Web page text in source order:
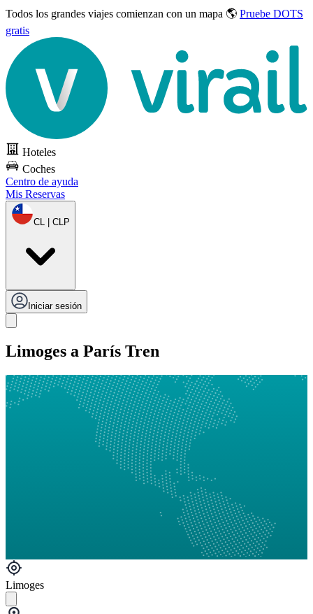
Todos los grandes viajes comienzan con un mapa 🌎 Pruebe DOTS
gratis
Hoteles
Coches
Centro de ayuda
Mis Reservas
CL | CLP
Iniciar sesión
Limoges a París Tren
Limoges